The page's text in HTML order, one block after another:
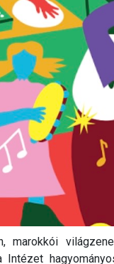
marokkói